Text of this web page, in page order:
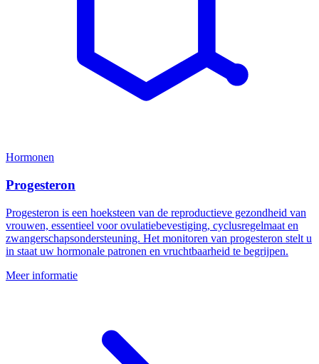
Hormonen
Progesteron
Progesteron is een hoeksteen van de reproductieve gezondheid van
vrouwen, essentieel voor ovulatiebevestiging, cyclusregelmaat en
zwangerschapsondersteuning. Het monitoren van progesteron stelt u
in staat uw hormonale patronen en vruchtbaarheid te begrijpen.
Meer informatie